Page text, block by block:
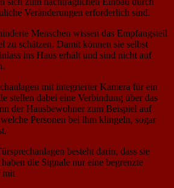
Veränderungen erforderlich sind.
Menschen wissen das Empfangsteil
zu schätzen. Damit können sie selbst
ins Haus erhält und sind nicht auf
mit integrierter Kamera für ein
stellen dabei eine Verbindung über das
der Hausbewohner zum Beispiel auf
Personen bei ihm klingeln, sogar
besteht darin, dass sie
die Signale nur eine begrenzte
mit